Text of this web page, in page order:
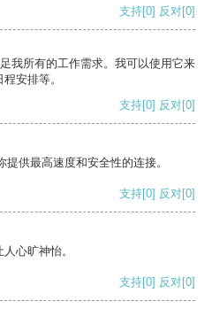
支持[0] 反对[0]
我所有的工作需求。我可以使用它来
安排等。
支持[0] 反对[0]
供最高速度和安全性的连接。
支持[0] 反对[0]
心旷神怡。
支持[0] 反对[0]